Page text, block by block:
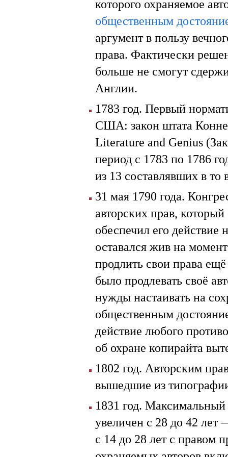
которого охраняемое
общественным
аргумент в пользу
права. Фактически
больше не смогут
Англии.
1783 год. Первый
США: закон штата
Literature and Genius
период с 1783 по 1786
из 13 составлявших в
31 мая 1790 года.
авторских прав,
обеспечил его действие
оставался жив на
продлить свои права
было продлевать своё
нужды настаивать на
общественным
действие любого
об охране копирайта
1802 год. Авторским
вышедшие из
1831 год.
увеличен с 28 до 42 лет
с 14 до 28 лет с правом